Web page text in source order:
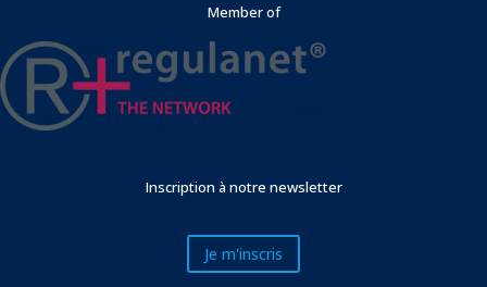
Member of
Inscription à notre newsletter
Je m'inscris